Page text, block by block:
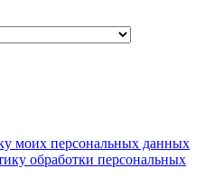
моих персональных данных
обработки персональных